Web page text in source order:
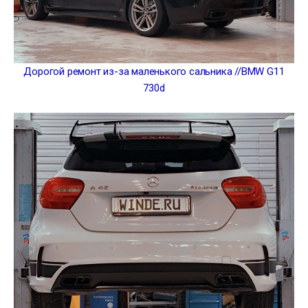
Дорогой ремонт из-за маленького сальника //BMW G11
730d